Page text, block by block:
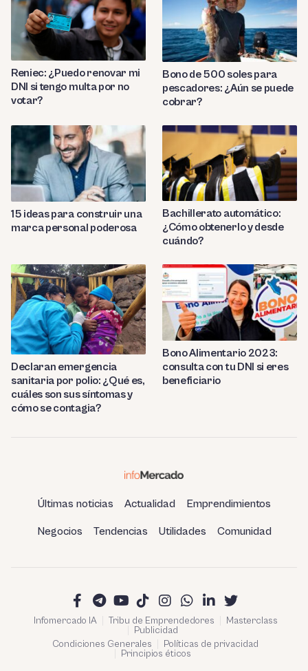
Reniec: ¿Puedo renovar mi
DNI si tengo multa por no
votar?
Bono de 500 soles para
pescadores: ¿Aún se puede
cobrar?
15 ideas para construir una
marca personal poderosa
Bachillerato automático:
¿Cómo obtenerlo y desde
cuándo?
Declaran emergencia
sanitaria por polio: ¿Qué es,
cuáles son sus síntomas y
cómo se contagia?
Bono Alimentario 2023:
consulta con tu DNI si eres
beneficiario
Últimas noticias Actualidad Emprendimientos
Negocios Tendencias Utilidades Comunidad
Infomercado IA Tribu de Emprendedores
Masterclass
Publicidad
Condiciones Generales
Políticas de privacidad
Principios éticos